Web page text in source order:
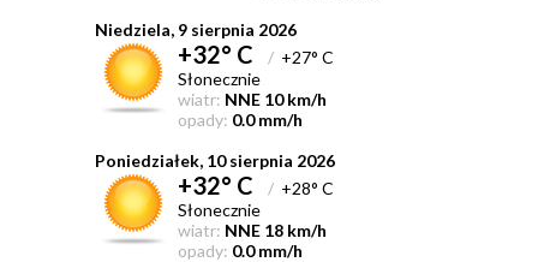
Niedziela, 9 sierpnia 2026
+32° C /+27° C
Słonecznie
wiatr: NNE 10 km/h
opady: 0.0 mm/h
Poniedziałek, 10 sierpnia 2026
+32° C /+28° C
Słonecznie
wiatr: NNE 18 km/h
opady: 0.0 mm/h